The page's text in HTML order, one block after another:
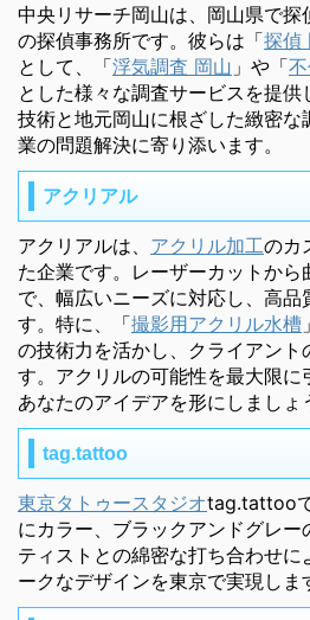
中央リサーチ岡山は、岡山県で探
の探偵事務所です。彼らは「探偵
として、「浮気調査 岡山 」や「
とした様々な調査サービスを提
技術と地元岡山に根ざした緻密な
業の問題解決に寄り添います。
アクリアル
アクリアルは、 アクリル加工のカ
た企業です。レーザーカットから
で、幅広いニーズに対応し、高品
す。特に、「撮影用アクリル水槽
の技術力を活かし、クライアント
す。アクリルの可能性を最大限に
あなたのアイデアを形にしましょ
tag.tattoo
東京タトゥースタジオtag.tattoo
にカラー、ブラックアンドグレ
ティストとの綿密な打ち合わせ
ークなデザインを東京で実現しま